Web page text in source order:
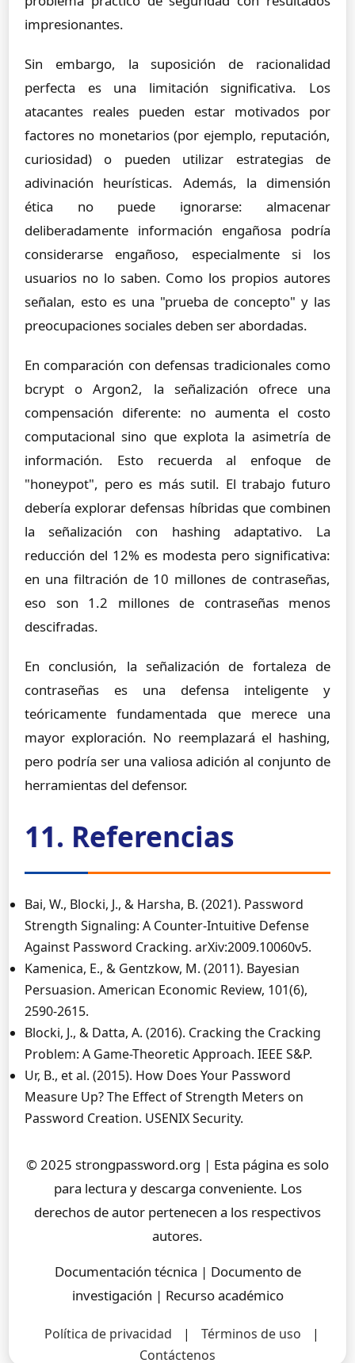
impresionantes.
Sin embargo, la suposición de racionalidad
perfecta es una limitación significativa. Los
atacantes reales pueden estar motivados por
factores no monetarios (por ejemplo, reputación,
curiosidad) o pueden utilizar estrategias de
adivinación heurísticas. Además, la dimensión
ética no puede ignorarse: almacenar
deliberadamente información engañosa podría
considerarse engañoso, especialmente si los
usuarios no lo saben. Como los propios autores
señalan, esto es una "prueba de concepto" y las
preocupaciones sociales deben ser abordadas.
En comparación con defensas tradicionales como
bcrypt o Argon2, la señalización ofrece una
compensación diferente: no aumenta el costo
computacional sino que explota la asimetría de
información. Esto recuerda al enfoque de
"honeypot", pero es más sutil. El trabajo futuro
debería explorar defensas híbridas que combinen
la señalización con hashing adaptativo. La
reducción del 12% es modesta pero significativa:
en una filtración de 10 millones de contraseñas,
eso son 1.2 millones de contraseñas menos
descifradas.
En conclusión, la señalización de fortaleza de
contraseñas es una defensa inteligente y
teóricamente fundamentada que merece una
mayor exploración. No reemplazará el hashing,
pero podría ser una valiosa adición al conjunto de
herramientas del defensor.
11. Referencias
Bai, W., Blocki, J., & Harsha, B. (2021). Password
Strength Signaling: A Counter-Intuitive Defense
Against Password Cracking. arXiv:2009.10060v5.
Kamenica, E., & Gentzkow, M. (2011). Bayesian
Persuasion. American Economic Review, 101(6),
2590-2615.
Blocki, J., & Datta, A. (2016). Cracking the Cracking
Problem: A Game-Theoretic Approach. IEEE S&P.
Ur, B., et al. (2015). How Does Your Password
Measure Up? The Effect of Strength Meters on
Password Creation. USENIX Security.
© 2025 strongpassword.org | Esta página es solo
para lectura y descarga conveniente. Los
derechos de autor pertenecen a los respectivos
autores.
Documentación técnica | Documento de
investigación | Recurso académico
Política de privacidad | Términos de uso
|
Contáctenos